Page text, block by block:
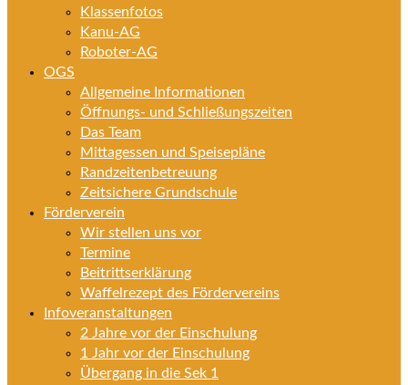
Klassenfotos
Kanu-AG
Roboter-AG
OGS
Allgemeine Informationen
Öffnungs- und Schließungszeiten
Das Team
Mittagessen und Speisepläne
Randzeitenbetreuung
Zeitsichere Grundschule
Förderverein
Wir stellen uns vor
Termine
Beitrittserklärung
Waffelrezept des Fördervereins
Infoveranstaltungen
2 Jahre vor der Einschulung
1 Jahr vor der Einschulung
Übergang in die Sek 1